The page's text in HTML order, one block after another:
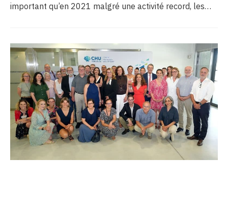
important qu’en 2021 malgré une activité record, les